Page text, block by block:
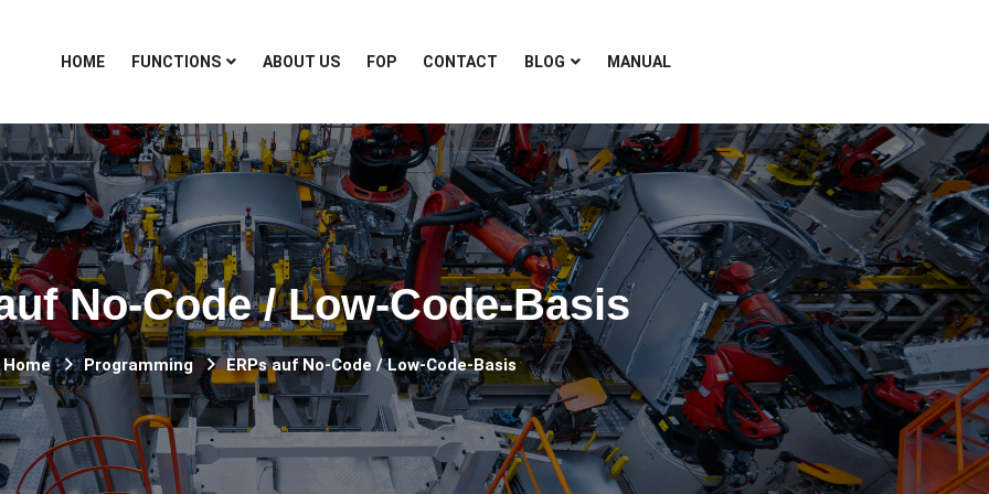
HOME FUNCTIONS ABOUT US FOP CONTACT BLOG MANUAL
No-Code / Low-Code-Basis
Home Programming ERPs auf No-Code / Low-Code-Basis